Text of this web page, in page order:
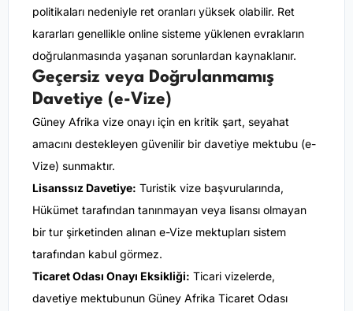
politikaları nedeniyle ret oranları yüksek olabilir. Ret
kararları genellikle online sisteme yüklenen evrakların
doğrulanmasında yaşanan sorunlardan kaynaklanır.
Geçersiz veya Doğrulanmamış
Davetiye (e-Vize)
Güney Afrika vize onayı için en kritik şart, seyahat
amacını destekleyen güvenilir bir davetiye mektubu (e-
Vize) sunmaktır.
Lisanssız Davetiye: Turistik vize başvurularında,
Hükümet tarafından tanınmayan veya lisansı olmayan
bir tur şirketinden alınan e-Vize mektupları sistem
tarafından kabul görmez.
Ticaret Odası Onayı Eksikliği: Ticari vizelerde,
davetiye mektubunun Güney Afrika Ticaret Odası